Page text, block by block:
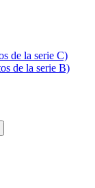
de la serie C)
de la serie B)